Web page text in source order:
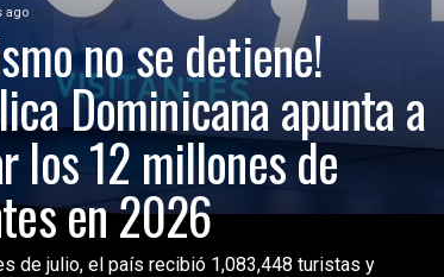
ago
no se detiene!
Dominicana apunta a
los 12 millones de
en 2026
de julio, el país recibió 1,083,448 turistas y